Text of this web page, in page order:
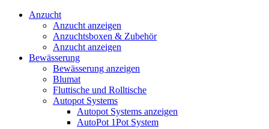
Anzucht
Anzucht anzeigen
Anzuchtsboxen & Zubehör
Anzucht anzeigen
Bewässerung
Bewässerung anzeigen
Blumat
Fluttische und Rolltische
Autopot Systems
Autopot Systems anzeigen
AutoPot 1Pot System